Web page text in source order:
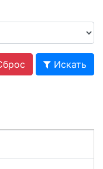
Искать